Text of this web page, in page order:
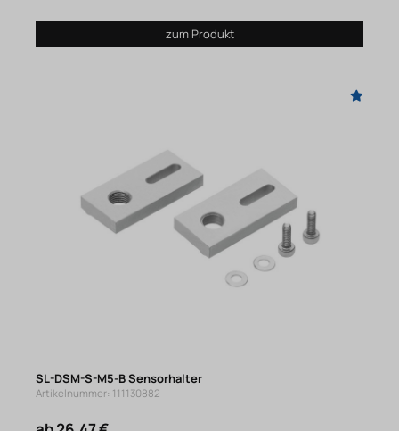
zum Produkt
SL-DSM-S-M5-B Sensorhalter
Artikelnummer: 111130882